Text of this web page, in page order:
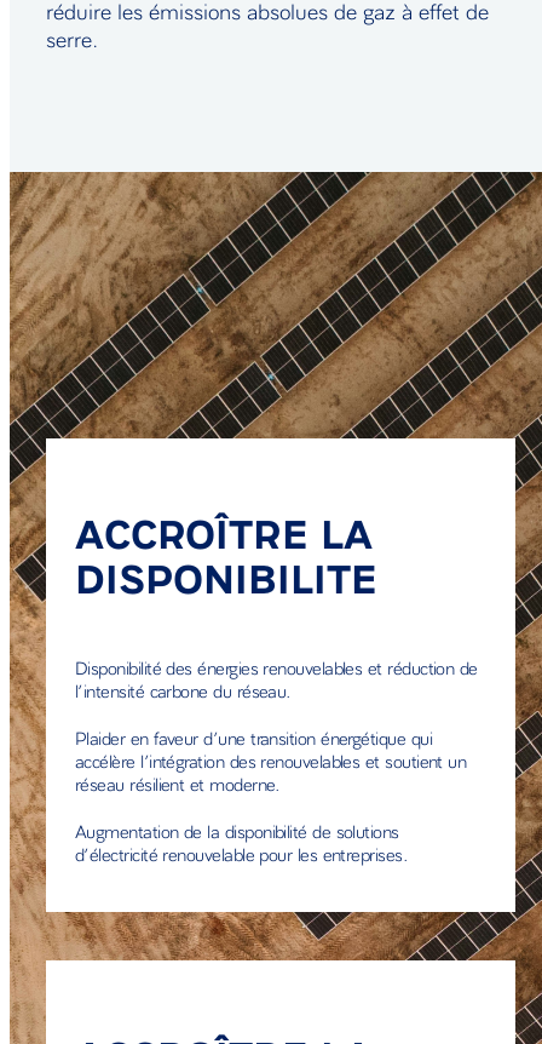
réduire les émissions absolues de gaz à effet de
serre.
ACCROÎTRE LA
DISPONIBILITE
Disponibilité des énergies renouvelables et réduction de
l’intensité carbone du réseau.
Plaider en faveur d’une transition énergétique qui
accélère l’intégration des renouvelables et soutient un
réseau résilient et moderne.
Augmentation de la disponibilité de solutions
d’électricité renouvelable pour les entreprises.